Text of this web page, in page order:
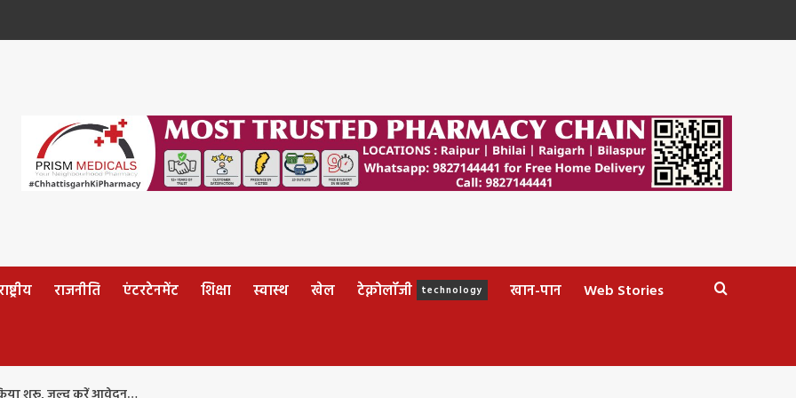
राजनीति एंटरटेनमेंट शिक्षा स्वास्थ खेल टेक्नोलॉजी technology खान-पान Web Stories